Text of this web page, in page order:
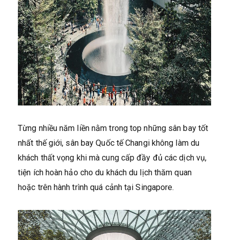
Từng nhiều năm liền nằm trong top những sân bay tốt
nhất thế giới, sân bay Quốc tế Changi không làm du
khách thất vọng khi mà cung cấp đầy đủ các dịch vụ,
tiện ích hoàn hảo cho du khách du lịch thăm quan
hoặc trên hành trình quá cảnh tại Singapore.